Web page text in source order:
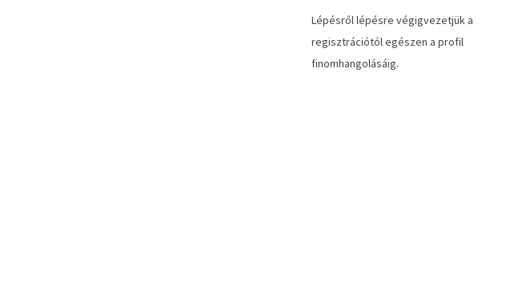
Lépésről lépésre végigvezetjük a
regisztrációtól egészen a profil
finomhangolásáig.